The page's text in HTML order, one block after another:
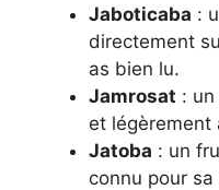
Jaboticaba :
directement
as bien lu.
Jamrosat :
et légèrement
Jatoba : un
connu pour